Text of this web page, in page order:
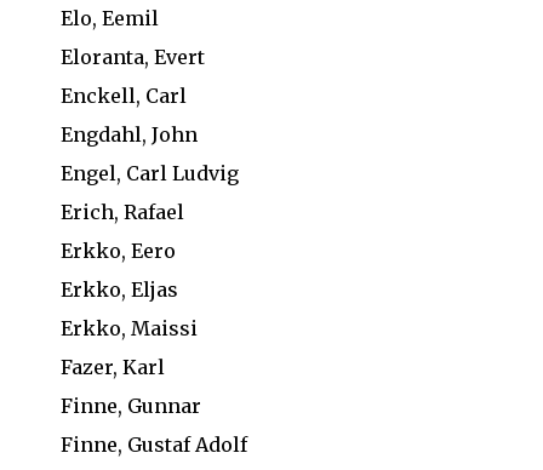
Elo, Eemil
Eloranta, Evert
Enckell, Carl
Engdahl, John
Engel, Carl Ludvig
Erich, Rafael
Erkko, Eero
Erkko, Eljas
Erkko, Maissi
Fazer, Karl
Finne, Gunnar
Finne, Gustaf Adolf